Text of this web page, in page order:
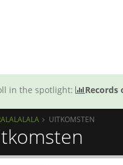
in the spotlight: Records
UITKOMSTEN